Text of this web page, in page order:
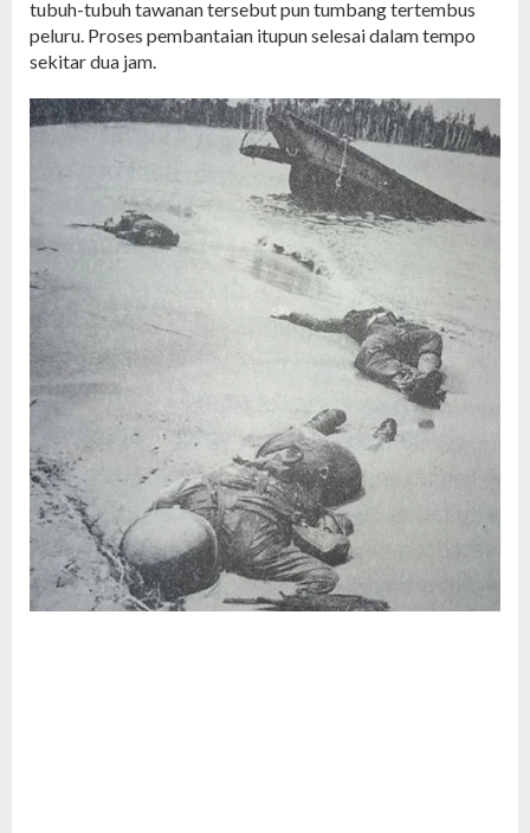
tubuh-tubuh tawanan tersebut pun tumbang tertembus
peluru. Proses pembantaian itupun selesai dalam tempo
sekitar dua jam.